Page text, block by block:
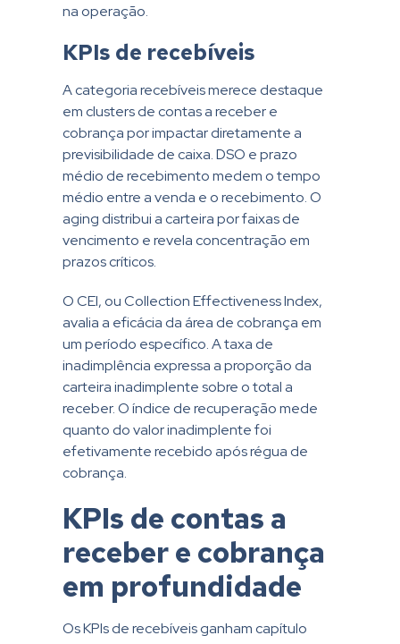
na operação.
KPIs de recebíveis
A categoria recebíveis merece destaque
em clusters de contas a receber e
cobrança por impactar diretamente a
previsibilidade de caixa. DSO e prazo
médio de recebimento medem o tempo
médio entre a venda e o recebimento. O
aging distribui a carteira por faixas de
vencimento e revela concentração em
prazos críticos.
O CEI, ou Collection Effectiveness Index,
avalia a eficácia da área de cobrança em
um período específico. A taxa de
inadimplência expressa a proporção da
carteira inadimplente sobre o total a
receber. O índice de recuperação mede
quanto do valor inadimplente foi
efetivamente recebido após régua de
cobrança.
KPIs de contas a
receber e cobrança
em profundidade
Os KPIs de recebíveis ganham capítulo